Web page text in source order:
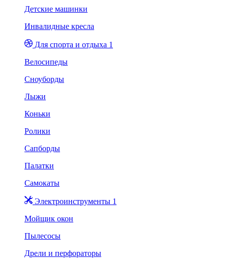
Детские машинки
Инвалидные кресла
Для спорта и отдыха 1
Велосипеды
Сноуборды
Лыжи
Коньки
Ролики
Сапборды
Палатки
Самокаты
Электроинструменты 1
Мойщик окон
Пылесосы
Дрели и перфораторы